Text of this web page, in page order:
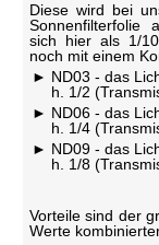
Diese wird bei
Sonnenfilterfolie
sich hier als 1/10
noch mit einem
ND03 - das
h. 1/2
ND06 - das
h. 1/4
ND09 - das
h. 1/8
Vorteile sind der
Werte